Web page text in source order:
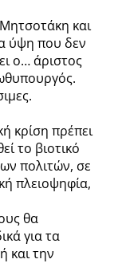
και
ύψη που δεν
ο… άριστος
κρίση πρέπει
το βιοτικό
πολιτών, σε
πλειοψηφία,
θα
για τα
και την